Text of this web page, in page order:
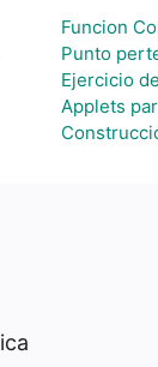
Funcion
Punto
Ejercicio
Applets